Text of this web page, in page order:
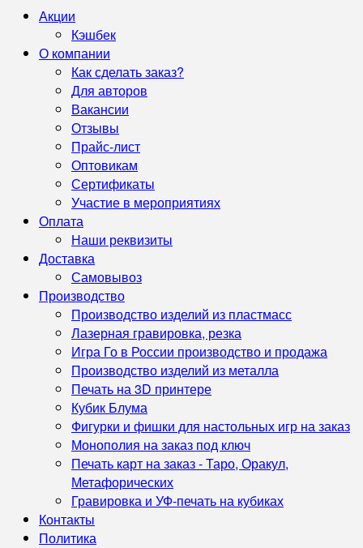
Акции
Кэшбек
О компании
Как сделать заказ?
Для авторов
Вакансии
Отзывы
Прайс-лист
Оптовикам
Сертификаты
Участие в мероприятиях
Оплата
Наши реквизиты
Доставка
Самовывоз
Производство
Производство изделий из пластмасс
Лазерная гравировка, резка
Игра Го в России производство и продажа
Производство изделий из металла
Печать на 3D принтере
Кубик Блума
Фигурки и фишки для настольных игр на заказ
Монополия на заказ под ключ
Печать карт на заказ - Таро, Оракул,
Метафорических
Гравировка и УФ‑печать на кубиках
Контакты
Политика